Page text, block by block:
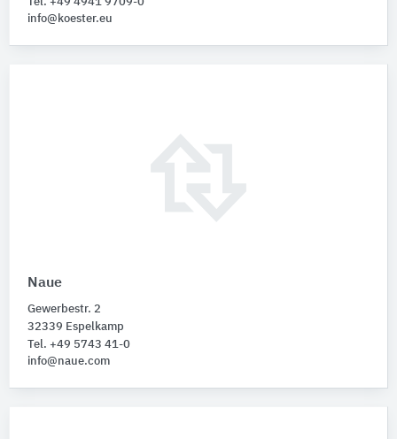
info@koester.eu
Naue
Gewerbestr. 2
32339 Espelkamp
Tel. +49 5743 41-0
info@naue.com